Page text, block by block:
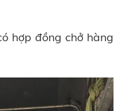
hợp đồng chở hàng